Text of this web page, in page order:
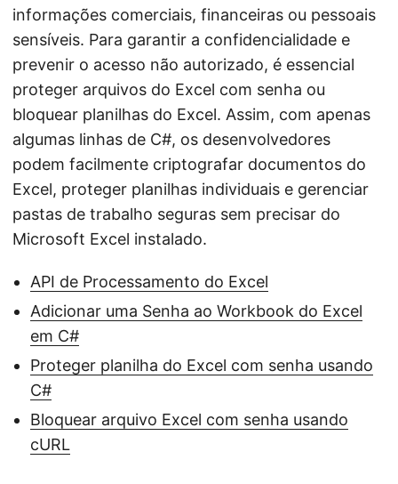
informações comerciais, financeiras ou pessoais
sensíveis. Para garantir a confidencialidade e
prevenir o acesso não autorizado, é essencial
proteger arquivos do Excel com senha ou
bloquear planilhas do Excel. Assim, com apenas
algumas linhas de C#, os desenvolvedores
podem facilmente criptografar documentos do
Excel, proteger planilhas individuais e gerenciar
pastas de trabalho seguras sem precisar do
Microsoft Excel instalado.
API de Processamento do Excel
Adicionar uma Senha ao Workbook do Excel
em C#
Proteger planilha do Excel com senha usando
C#
Bloquear arquivo Excel com senha usando
cURL